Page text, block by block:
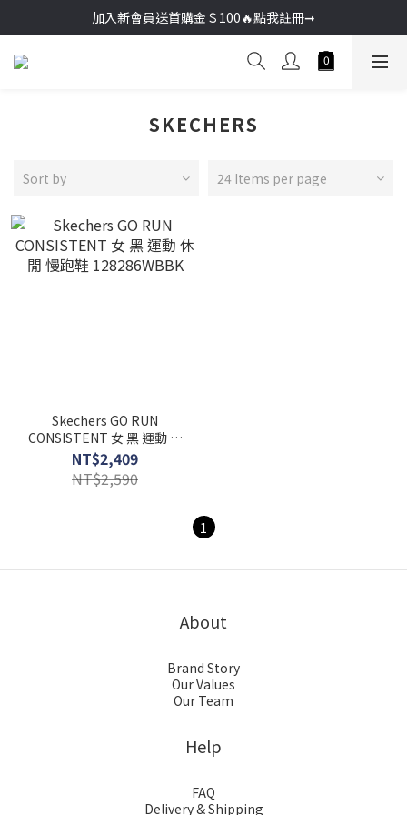
加入新會員送首購金＄100🔥點我註冊➞
加入新會員送首購金＄100🔥點我註冊➞
🚚超商取貨滿＄2000免運／宅配滿＄3000免運
SKECHERS
Sort by 24 Items per page
Skechers GO RUN
CONSISTENT 女 黑 運動 休
閒 慢跑鞋 128286WBBK
NT$2,409
NT$2,590
1
About
Brand Story
Our Values
Our Team
Help
FAQ
Delivery & Shipping